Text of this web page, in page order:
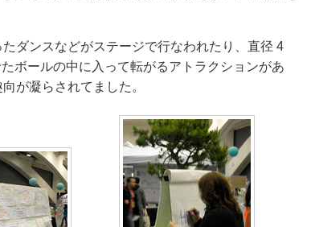
ダンスなどがステージで行なわれたり、直径 4
ボールの中に入って転がるアトラクションがあ
が凝らされてました。